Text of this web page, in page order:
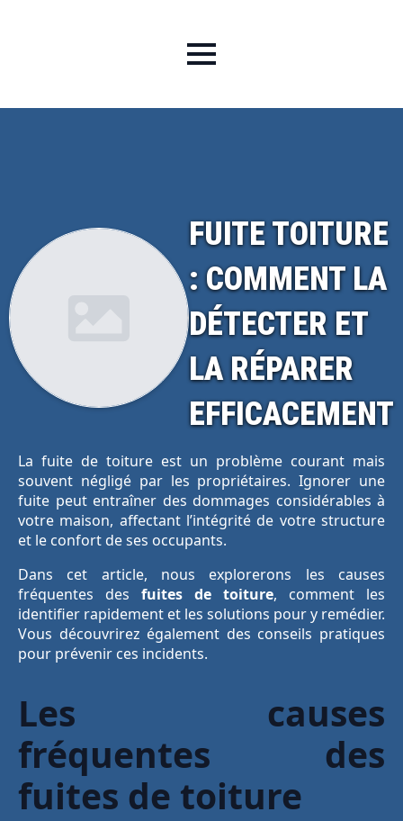
FUITE TOITURE
: COMMENT LA
DÉTECTER ET
LA RÉPARER
EFFICACEMENT
La fuite de toiture est un problème courant mais
souvent négligé par les propriétaires. Ignorer une
fuite peut entraîner des dommages considérables à
votre maison, affectant l’intégrité de votre structure
et le confort de ses occupants.
Dans cet article, nous explorerons les causes
fréquentes des fuites de toiture, comment les
identifier rapidement et les solutions pour y remédier.
Vous découvrirez également des conseils pratiques
pour prévenir ces incidents.
Les causes
fréquentes des
fuites de toiture